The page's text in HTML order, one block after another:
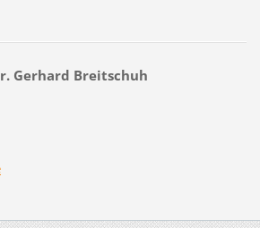
Gerhard Breitschuh